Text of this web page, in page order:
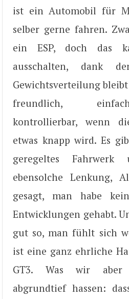
ist ein Automobil für
selber gerne fahren.
ein ESP, doch das
ausschalten, dank
Gewichtsverteilung
freundlich,
kontrollierbar, wenn
etwas knapp wird. Es
geregeltes
ebensolche Lenkung,
gesagt, man habe
Entwicklungen gehabt.
gut so, man fühlt sich
ist eine ganz ehrliche
GT3. Was wir aber
abgrundtief hassen: